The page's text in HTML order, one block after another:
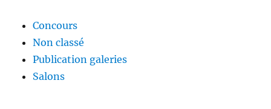
Concours
Non classé
Publication galeries
Salons